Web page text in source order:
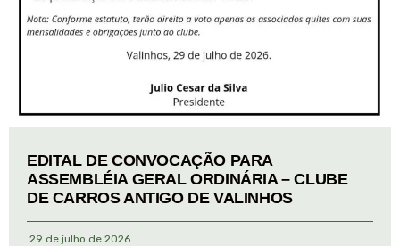
EDITAL DE CONVOCAÇÃO PARA
ASSEMBLÉIA GERAL ORDINÁRIA – CLUBE
DE CARROS ANTIGO DE VALINHOS
29 de julho de 2026